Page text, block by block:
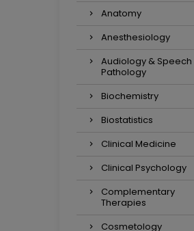
Anatomy
Anesthesiology
Audiology & Speech
Pathology
Biochemistry
Biostatistics
Clinical Medicine
Clinical Psychology
Complementary
Therapies
Cosmetology